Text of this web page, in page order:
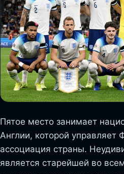
Пятое место занимает
Англии, которой управляет
ассоциация страны.
является старейшей во